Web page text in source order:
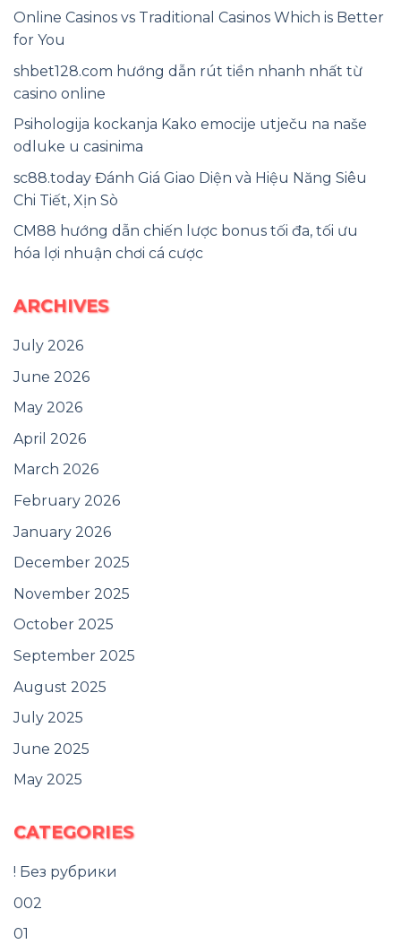
Online Casinos vs Traditional Casinos Which is Better
for You
shbet128.com hướng dẫn rút tiền nhanh nhất từ
casino online
Psihologija kockanja Kako emocije utječu na naše
odluke u casinima
sc88.today Đánh Giá Giao Diện và Hiệu Năng Siêu
Chi Tiết, Xịn Sò
CM88 hướng dẫn chiến lược bonus tối đa, tối ưu
hóa lợi nhuận chơi cá cược
ARCHIVES
July 2026
June 2026
May 2026
April 2026
March 2026
February 2026
January 2026
December 2025
November 2025
October 2025
September 2025
August 2025
July 2025
June 2025
May 2025
CATEGORIES
! Без рубрики
002
01